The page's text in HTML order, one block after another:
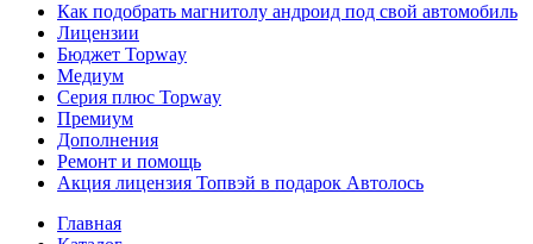
Как подобрать магнитолу андроид под свой автомобиль
Лицензии
Бюджет Topway
Медиум
Серия плюс Topway
Премиум
Дополнения
Ремонт и помощь
Акция лицензия Топвэй в подарок Автолось
Главная